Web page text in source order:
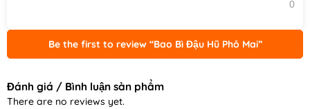
Be the first to review “Bao Bì Đậu Hũ Phô Mai”
Đánh giá / Bình luận sản phẩm
There are no reviews yet.